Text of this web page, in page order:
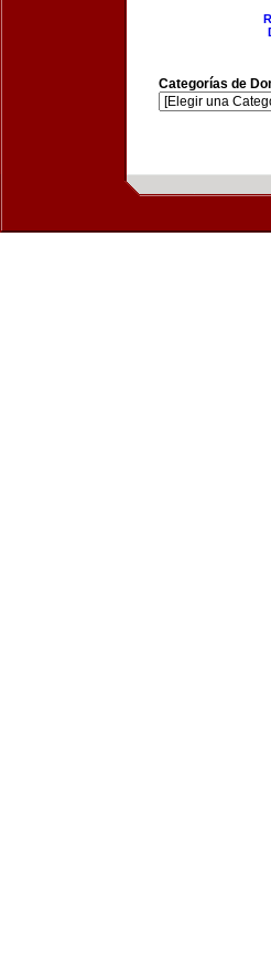
Categorías de